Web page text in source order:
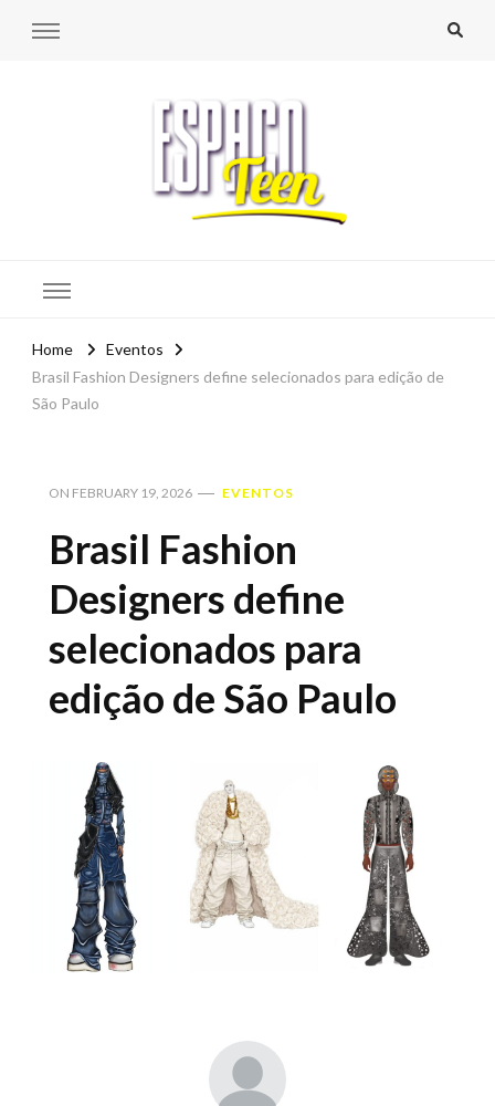
Home
Eventos
Brasil Fashion Designers define selecionados para edição de
São Paulo
ON FEBRUARY 19, 2026 EVENTOS
Brasil Fashion
Designers define
selecionados para
edição de São Paulo